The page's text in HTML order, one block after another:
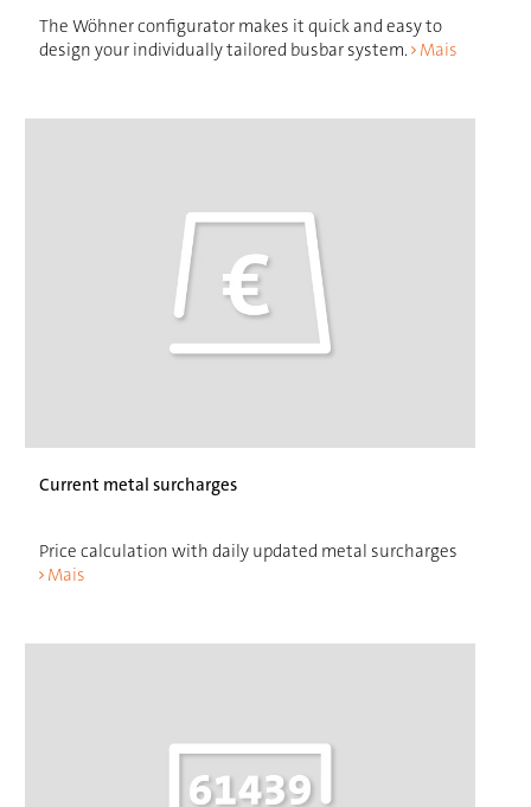
The Wöhner configurator makes it quick and easy to
design your individually tailored busbar system. Mais
Current metal surcharges
Price calculation with daily updated metal surcharges
Mais